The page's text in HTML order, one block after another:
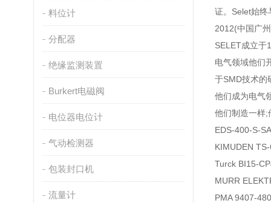
料位计
分配器
绝缘监测装置
Burkert电磁阀
电位器电位计
气动检测器
包装封口机
流量计
证。Selet始终
2012(中国广
SELET成立于
电气领域他们
于SMD技术的
他们成为电气
他们制造一样;
EDS-400-S-
KIMUDEN
Turck BI15-
MURR
PMA 9407-